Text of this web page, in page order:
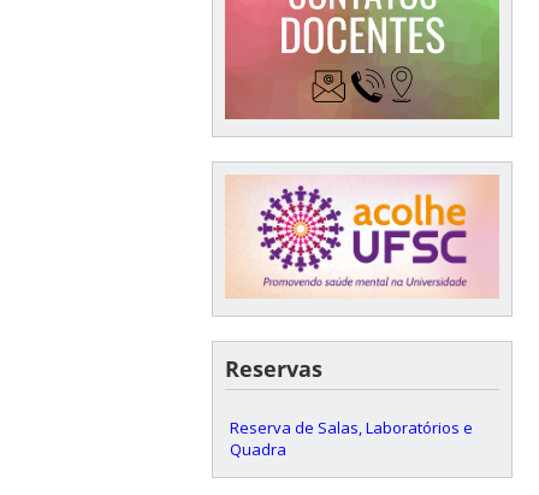
Reservas
Reserva de Salas, Laboratórios e
Quadra